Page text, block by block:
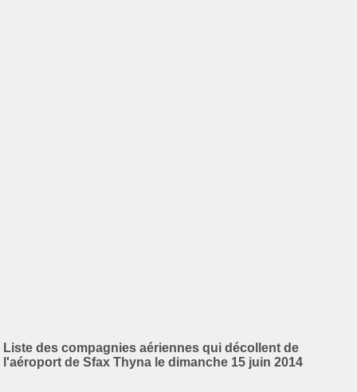
Liste des compagnies aériennes qui décollent de
l'aéroport de Sfax Thyna le dimanche 15 juin 2014